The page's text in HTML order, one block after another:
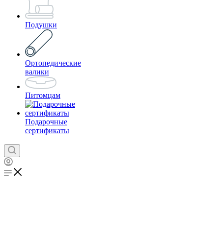
Подушки
Ортопедические
валики
Питомцам
Подарочные
сертификаты